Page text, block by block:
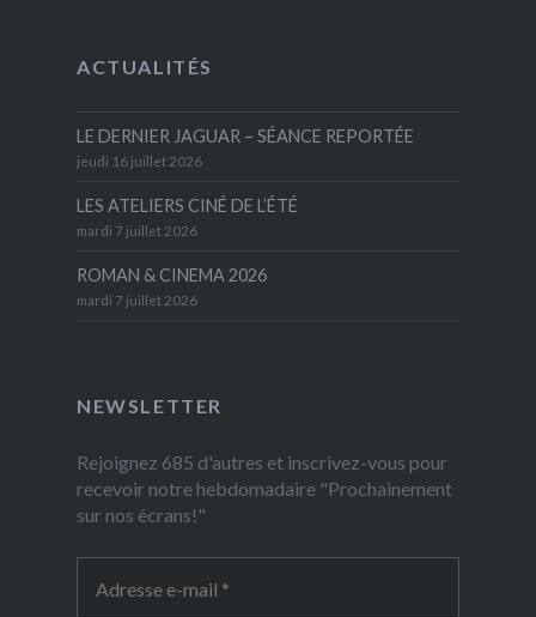
ACTUALITÉS
LE DERNIER JAGUAR – SÉANCE REPORTÉE
jeudi 16 juillet 2026
LES ATELIERS CINÉ DE L’ÉTÉ
mardi 7 juillet 2026
ROMAN & CINEMA 2026
mardi 7 juillet 2026
NEWSLETTER
Rejoignez 685 d'autres et inscrivez-vous pour
recevoir notre hebdomadaire "Prochainement
sur nos écrans!"